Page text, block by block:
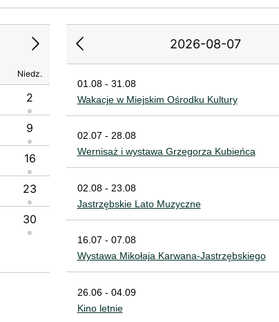
Niedz.
2
9
16
23
30
1 2 3 4
15 16 17 18
22
28 29 30
2026-08-07
01.08 - 31.08
Wakacje w Miejskim Ośrodku Kultury
02.07 - 28.08
Wernisaż i wystawa Grzegorza Kubieńca
02.08 - 23.08
Jastrzębskie Lato Muzyczne
16.07 - 07.08
Wystawa Mikołaja Karwana-Jastrzębskiego
26.06 - 04.09
Kino letnie